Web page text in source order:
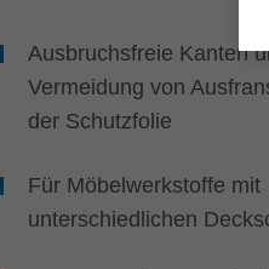
Ausbruchsfreie Kanten
Vermeidung von
der Schutzfolie
Für Möbelwerkstoffe mit
unterschiedlichen